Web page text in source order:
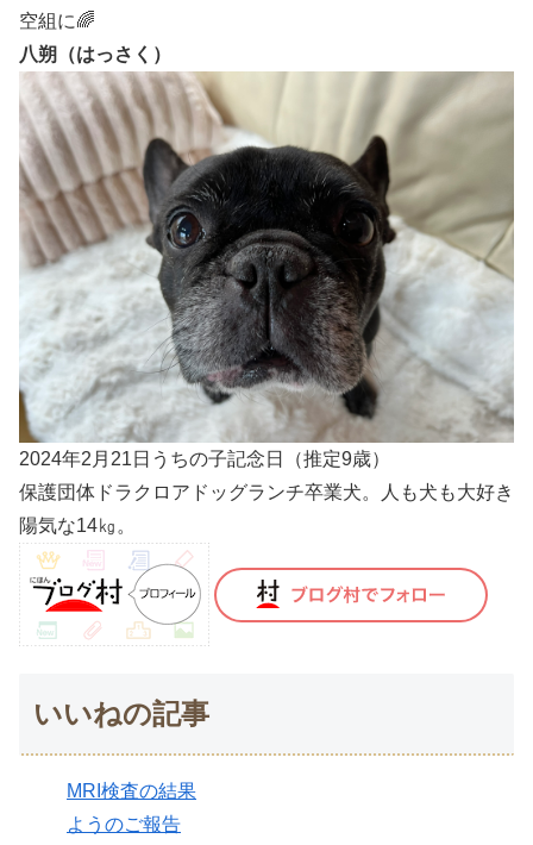
空組に🌈
八朔（はっさく）
2024年2月21日うちの子記念日（推定9歳）
保護団体ドラクロアドッグランチ卒業犬。人も犬も大好き
陽気な14㎏。
いいねの記事
MRI検査の結果
ようのご報告